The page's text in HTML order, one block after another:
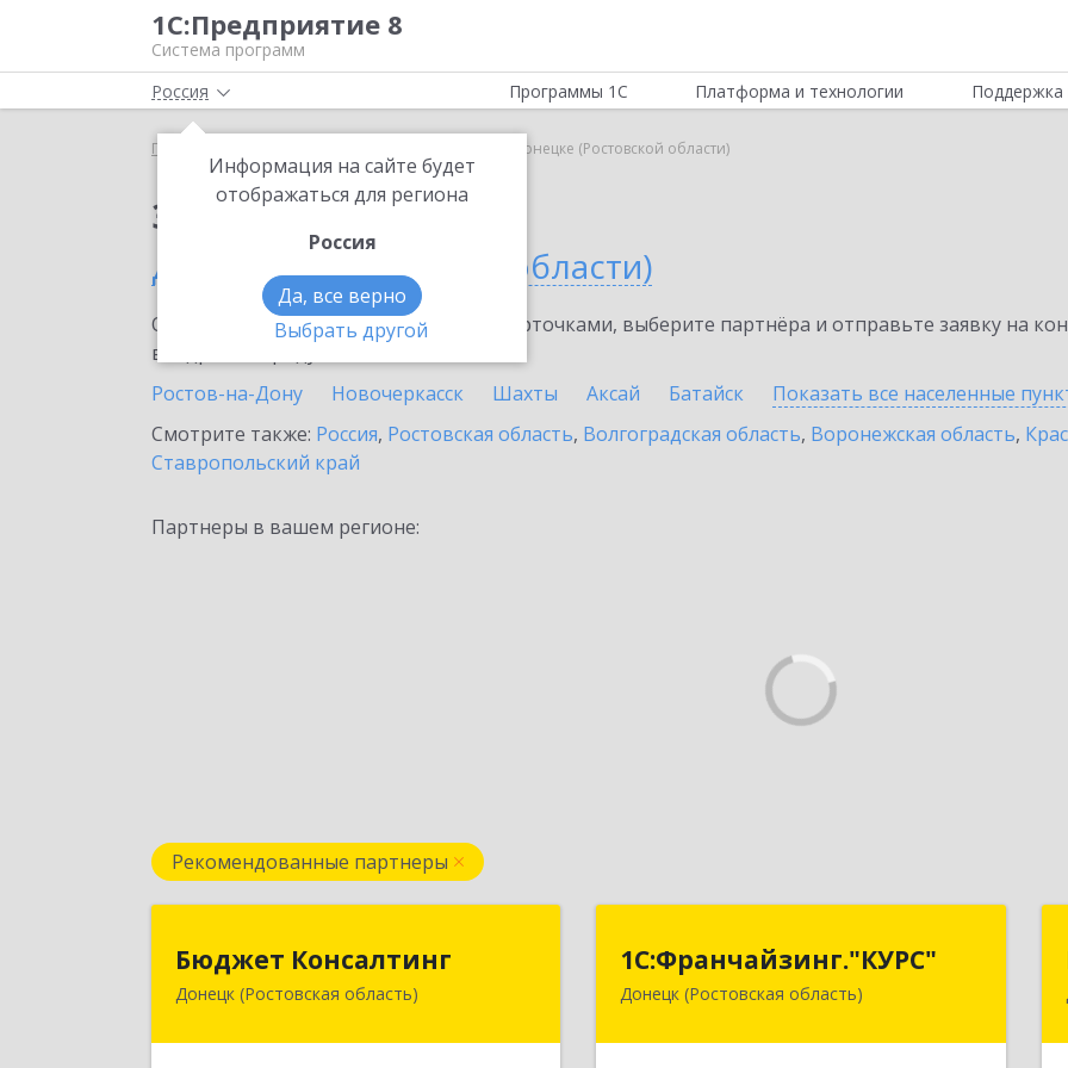
1С:Предприятие 8
Система программ
Россия
Информация на сайте будет
отображаться для региона
Россия
Да, все верно
Выбрать другой
Программы 1С Платформа и технологии Поддержка
Главная 1С:ЕГИСЗ Донецке (Ростовской области)
Заказать 1С:ЕГИСЗ
Донецке (Ростовской области)
Ознакомьтесь с информационными карточками, выберите партнёра и отправьте заявку на
внедрение продукта.
Ростов-на-Дону
Новочеркасск Шахты Аксай Батайск Показать все населенные
Смотрите также: Россия, Ростовская область, Волгоградская область, Воронежская область,
Ставропольский край
Партнеры в вашем регионе:
Рекомендованные партнеры
Бюджет Консалтинг
Донецк (Ростовская область)
346338, Ростовская обл, г.о. Город
1С:Франчайзинг."КУРС"
Донецк (Ростовская область)
1С:Франчайзинг."КУРС"
346330, Ростовская обл, Донецк г,